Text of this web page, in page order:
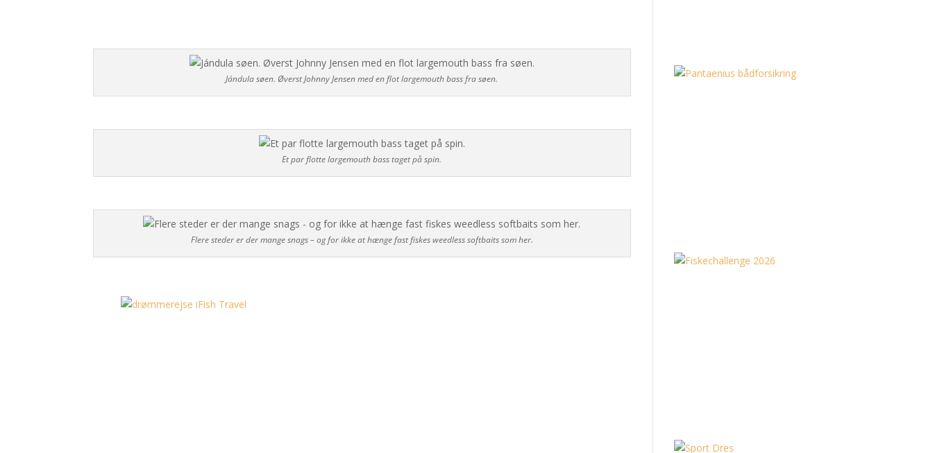
Jándula søen. Øverst Johnny Jensen med en flot largemouth bass fra søen.
Et par flotte largemouth bass taget på spin.
Flere steder er der mange snags – og for ikke at hænge fast fiskes weedless softbaits som her.